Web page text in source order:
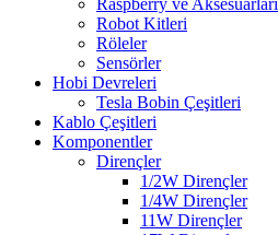
Raspberry ve Aksesuarları
Robot Kitleri
Röleler
Sensörler
Hobi Devreleri
Tesla Bobin Çeşitleri
Kablo Çeşitleri
Komponentler
Dirençler
1/2W Dirençler
1/4W Dirençler
11W Dirençler